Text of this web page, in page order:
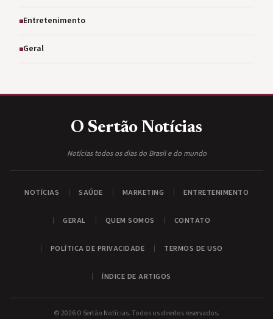
Entretenimento
Geral
O Sertão Notícias
Notícias todos os dias do Brasil e do mundo
NOTÍCIAS SAÚDE MARKETING ENTRETENIMENTO
GERAL QUEM SOMOS CONTATO
POLÍTICA DE PRIVACIDADE TERMOS DE USO
ÍNDICE DE ARTIGOS
© 2026 O Sertão Notícias. Todos os direitos reservados.